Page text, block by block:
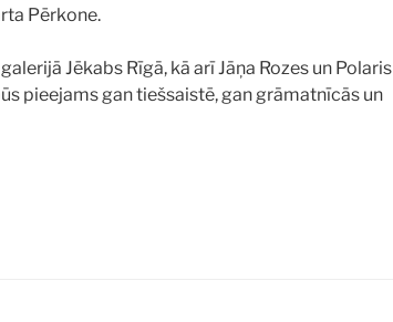
Pērkone.
Jēkabs Rīgā, kā arī Jāņa Rozes un Polaris
pieejams gan tiešsaistē, gan grāmatnīcās un